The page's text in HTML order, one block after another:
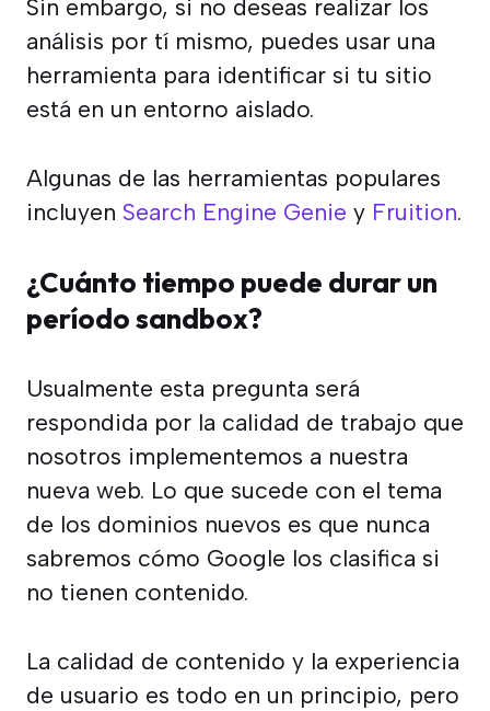
Sin embargo, si no deseas realizar los
análisis por tí mismo, puedes usar una
herramienta para identificar si tu sitio
está en un entorno aislado.
Algunas de las herramientas populares
incluyen Search Engine Genie y Fruition.
¿Cuánto tiempo puede durar un
período sandbox?
Usualmente esta pregunta será
respondida por la calidad de trabajo que
nosotros implementemos a nuestra
nueva web. Lo que sucede con el tema
de los dominios nuevos es que nunca
sabremos cómo Google los clasifica si
no tienen contenido.
La calidad de contenido y la experiencia
de usuario es todo en un principio, pero